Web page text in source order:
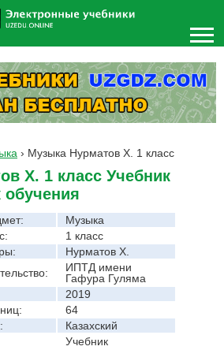
› Музыка Нурматов Х. 1 класс
Х. 1 класс Учебник
обучения
Музыка
1 класс
Нурматов Х.
ИПТД имени
Гафура Гуляма
2019
64
Казахский
Учебник